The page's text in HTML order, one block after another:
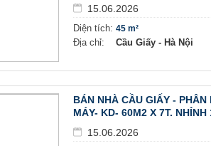
15.06.2026
Diện tích:
Địa chỉ:
45 m²
Cầu Giấy - Hà Nội
BÁN NHÀ CẦU GIẤY -
MÁY- KD- 60M2 X 7T. NHỈNH
15.06.2026